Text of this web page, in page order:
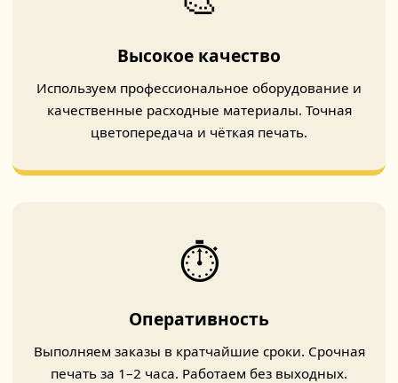
Высокое качество
Используем профессиональное оборудование и
качественные расходные материалы. Точная
цветопередача и чёткая печать.
⏱️
Оперативность
Выполняем заказы в кратчайшие сроки. Срочная
печать за 1–2 часа. Работаем без выходных.